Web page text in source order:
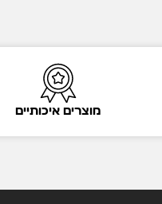
מוצרים איכותיים